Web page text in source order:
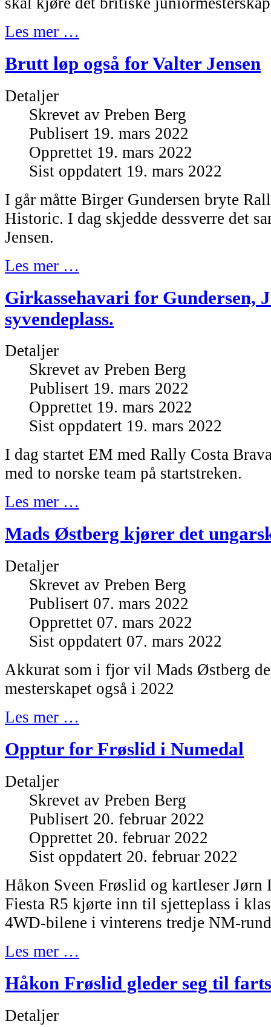
Les mer …
Brutt løp også for Valter Jensen
Detaljer
Skrevet av Preben Berg
Publisert 19. mars 2022
Opprettet 19. mars 2022
Sist oppdatert 19. mars 2022
I går måtte Birger Gundersen bryte
Historic. I dag skjedde dessverre det
Jensen.
Les mer …
Girkassehavari for Gundersen,
syvendeplass.
Detaljer
Skrevet av Preben Berg
Publisert 19. mars 2022
Opprettet 19. mars 2022
Sist oppdatert 19. mars 2022
I dag startet EM med Rally Costa
med to norske team på startstreken.
Les mer …
Mads Østberg kjører det
Detaljer
Skrevet av Preben Berg
Publisert 07. mars 2022
Opprettet 07. mars 2022
Sist oppdatert 07. mars 2022
Akkurat som i fjor vil Mads Østberg
mesterskapet også i 2022
Les mer …
Opptur for Frøslid i Numedal
Detaljer
Skrevet av Preben Berg
Publisert 20. februar 2022
Opprettet 20. februar 2022
Sist oppdatert 20. februar 2022
Håkon Sveen Frøslid og kartleser
Fiesta R5 kjørte inn til sjetteplass i
4WD-bilene i vinterens tredje NM-
Les mer …
Håkon Frøslid gleder seg til
Detaljer